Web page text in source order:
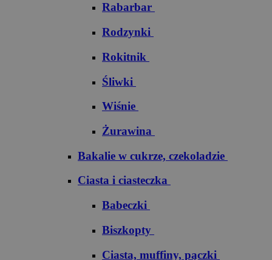
Rabarbar
Rodzynki
Rokitnik
Śliwki
Wiśnie
Żurawina
Bakalie w cukrze, czekoladzie
Ciasta i ciasteczka
Babeczki
Biszkopty
Ciasta, muffiny, pączki